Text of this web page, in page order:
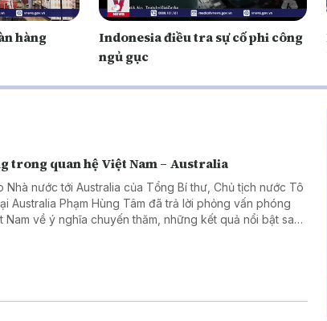
hàng
Indonesia điều tra sự cố phi công
ngủ gục
trong quan hệ Việt Nam – Australia
Nhà nước tới Australia của Tổng Bí thư, Chủ tịch nước Tô
Australia Phạm Hùng Tâm đã trả lời phỏng vấn phóng
về ý nghĩa chuyến thăm, những kết quả nổi bật sau